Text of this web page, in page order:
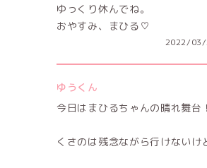
ゆっくり休んでね。
おやすみ、まひる♡
2022/
ゆうくん
今日はまひるちゃんの晴れ舞台！
くさのは残念ながら行けないけ